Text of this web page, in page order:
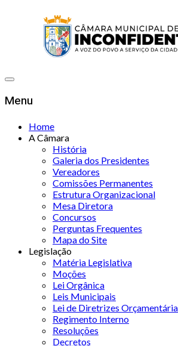
Menu
Home
A Câmara
História
Galeria dos Presidentes
Vereadores
Comissões Permanentes
Estrutura Organizacional
Mesa Diretora
Concursos
Perguntas Frequentes
Mapa do Site
Legislação
Matéria Legislativa
Moções
Lei Orgânica
Leis Municipais
Lei de Diretrizes
Regimento Interno
Resoluções
Decretos